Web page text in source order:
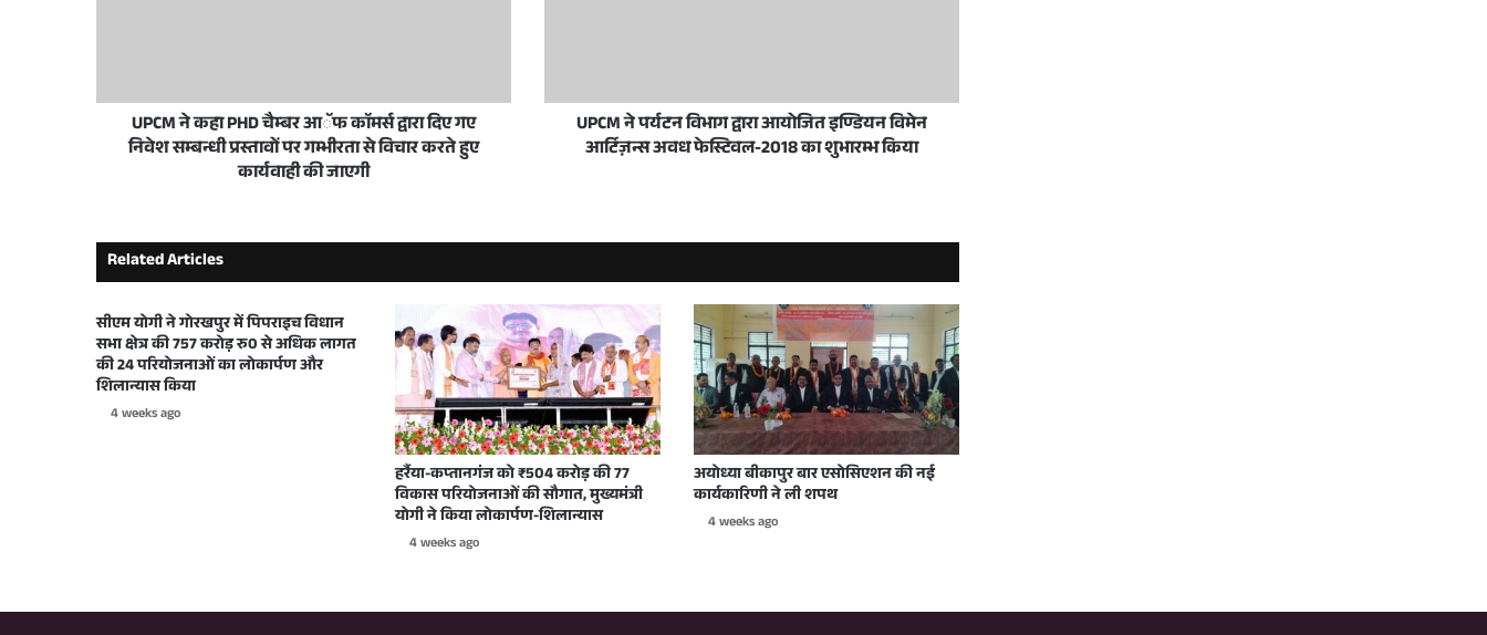
3 days ago
यूपी विधानसभा सत्र से पहले सर्वदलीय बैठक, अध्यक्ष सतीश महाना ने की सहयोग की अपील
5 days ago
15 अगस्त से पहले मुख्यमंत्री की बड़ी समीक्षा बैठक, ‘हर घर तिरंगा’ अभियान पर विशेष जोर
6 days ago
गाजीपुर को ₹692 करोड़ की विकास परियोजनाओं की सौगात, CM योगी ने किया लोकार्पण-शिलान्यास
जनता दर्शन ! परेशान कतई न हों, हर उचित समस्या का निष्पक्षता से कराएंगे समाधानः सीएम योगी
UPCM ने कहा PHD चैम्बर आॅफ काॅमर्स द्वारा दिए गए
निवेश सम्बन्धी प्रस्तावों पर गम्भीरता से विचार करते हुए
कार्यवाही की जाएगी
UPCM ने पर्यटन विभाग द्वारा आयोजित इण्डियन विमेन
आर्टिज़न्स अवध फेस्टिवल-2018 का शुभारम्भ किया
Related Articles
सीएम योगी ने गोरखपुर में पिपराइच विधान
सभा क्षेत्र की 757 करोड़ रु0 से अधिक लागत
की 24 परियोजनाओं का लोकार्पण और
शिलान्यास किया
4 weeks ago
हर्रैया-कप्तानगंज को ₹504 करोड़ की 77
विकास परियोजनाओं की सौगात, मुख्यमंत्री
योगी ने किया लोकार्पण-शिलान्यास
4 weeks ago
अयोध्या बीकापुर बार एसोसिएशन की नई
कार्यकारिणी ने ली शपथ
4 weeks ago